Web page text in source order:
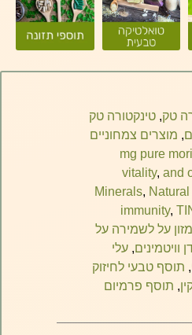
טק, טינקטורה טק
, מוצרים צמחוניים
vitality, and
Minerals,
immunity,
מזון על לשמירה על
וויטמינים, עלי
, תוסף טבעי לחיזוק
, תוסף פרמיום